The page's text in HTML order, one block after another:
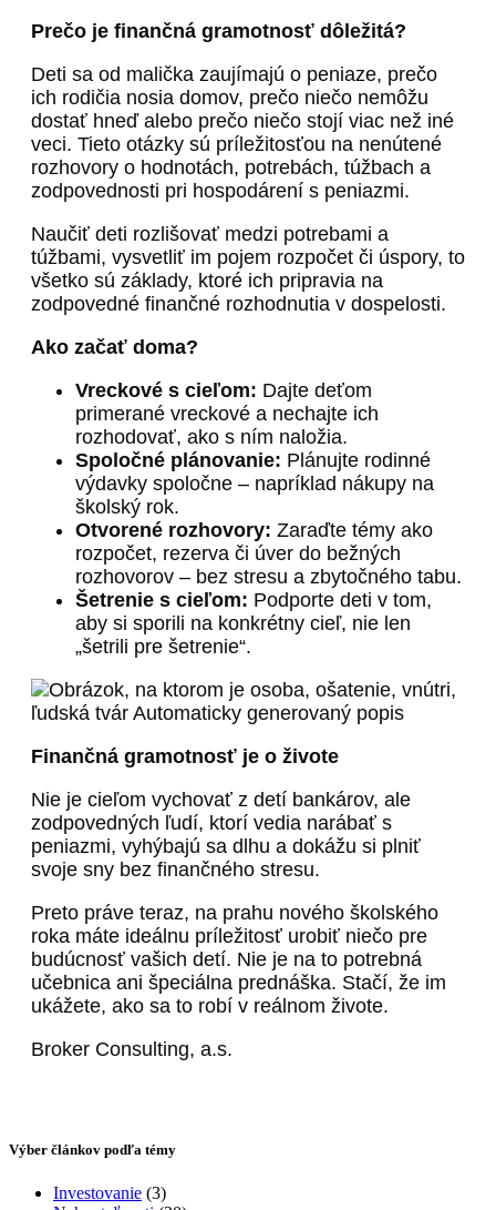
Prečo je finančná gramotnosť dôležitá?
Deti sa od malička zaujímajú o peniaze, prečo
ich rodičia nosia domov, prečo niečo nemôžu
dostať hneď alebo prečo niečo stojí viac než iné
veci. Tieto otázky sú príležitosťou na nenútené
rozhovory o hodnotách, potrebách, túžbach a
zodpovednosti pri hospodárení s peniazmi.
Naučiť deti rozlišovať medzi potrebami a
túžbami, vysvetliť im pojem rozpočet či úspory, to
všetko sú základy, ktoré ich pripravia na
zodpovedné finančné rozhodnutia v dospelosti.
Ako začať doma?
Vreckové s cieľom: Dajte deťom
primerané vreckové a nechajte ich
rozhodovať, ako s ním naložia.
Spoločné plánovanie: Plánujte rodinné
výdavky spoločne – napríklad nákupy na
školský rok.
Otvorené rozhovory: Zaraďte témy ako
rozpočet, rezerva či úver do bežných
rozhovorov – bez stresu a zbytočného tabu.
Šetrenie s cieľom: Podporte deti v tom,
aby si sporili na konkrétny cieľ, nie len
„šetrili pre šetrenie“.
Finančná gramotnosť je o živote
Nie je cieľom vychovať z detí bankárov, ale
zodpovedných ľudí, ktorí vedia narábať s
peniazmi, vyhýbajú sa dlhu a dokážu si plniť
svoje sny bez finančného stresu.
Preto práve teraz, na prahu nového školského
roka máte ideálnu príležitosť urobiť niečo pre
budúcnosť vašich detí. Nie je na to potrebná
učebnica ani špeciálna prednáška. Stačí, že im
ukážete, ako sa to robí v reálnom živote.
Broker Consulting, a.s.
Výber článkov podľa témy
Investovanie (3)